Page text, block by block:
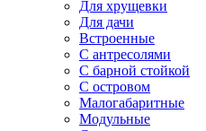
Для хрущевки
Для дачи
Встроенные
С антресолями
С барной стойкой
С островом
Малогабаритные
Модульные